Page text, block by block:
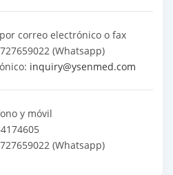
correo electrónico o fax
(Whatsapp)
inquiry@ysenmed.com
y móvil
(Whatsapp)